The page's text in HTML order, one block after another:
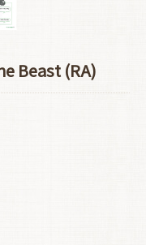
Beast (RA)